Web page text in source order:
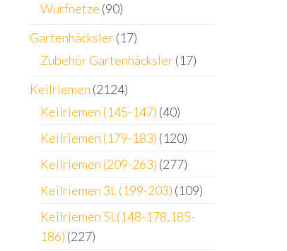
Wurfnetze (90)
Gartenhäcksler (17)
Zubehör Gartenhäcksler (17)
Keilriemen (2124)
Keilriemen (145-147) (40)
Keilriemen (179-183) (120)
Keilriemen (209-263) (277)
Keilriemen 3L (199-203) (109)
Keilriemen 5L(148-178,185-
186) (227)